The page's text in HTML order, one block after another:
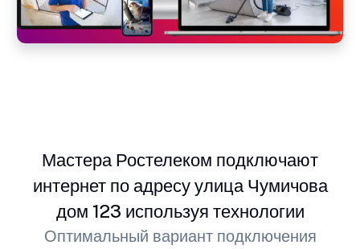
Мастера Ростелеком подключают
интернет по адресу улица Чумичова
дом 123 используя технологии
Оптимальный вариант подключения